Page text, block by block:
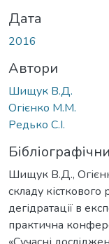
Дата
2016
Автори
Шищук В.Д.
Огієнко М.М.
Редько С.І.
Шищук В.Д.,
складу кісткового
дегідратації в
практична